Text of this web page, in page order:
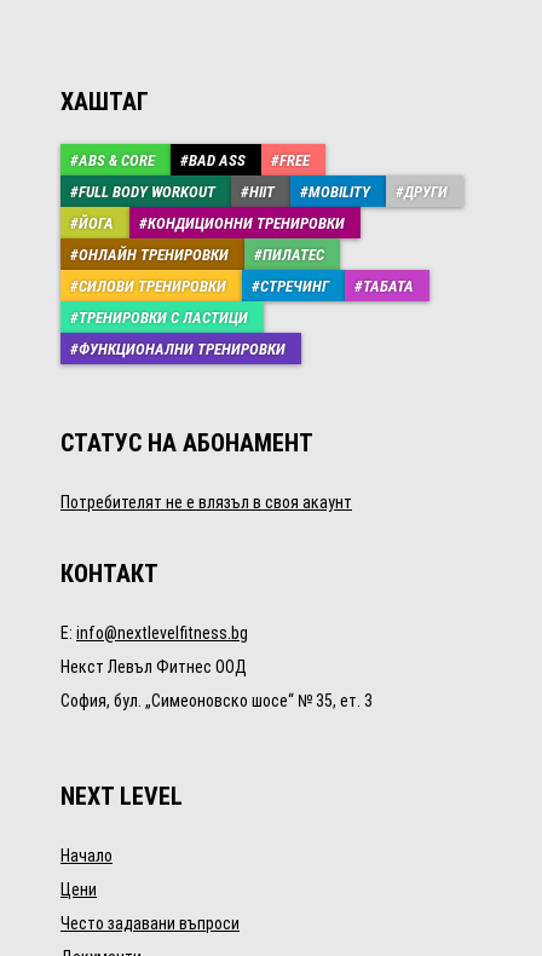
ХАШТАГ
ABS & CORE BAD ASS
FREE
FULL BODY WORKOUT
HIIT MOBILITY
ДРУГИ
ЙОГА
КОНДИЦИОННИ ТРЕНИРОВКИ
ОНЛАЙН ТРЕНИРОВКИ
ПИЛАТЕС
СИЛОВИ ТРЕНИРОВКИ
СТРЕЧИНГ
ТАБАТА
ТРЕНИРОВКИ С ЛАСТИЦИ
ФУНКЦИОНАЛНИ ТРЕНИРОВКИ
СТАТУС НА АБОНАМЕНТ
Потребителят не е влязъл в своя акаунт
КОНТАКТ
E: info@nextlevelfitness.bg
Некст Левъл Фитнес ООД
София, бул. „Симеоновско шосе“ № 35, ет. 3
NEXT LEVEL
Начало
Цени
Често задавани въпроси